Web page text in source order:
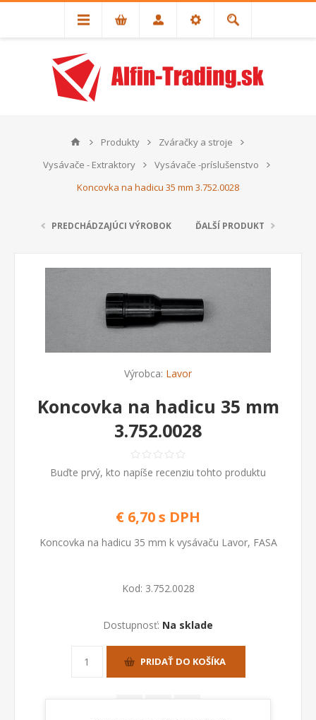
Produkty
Zváračky a stroje
Vysávače - Extraktory
Vysávače -príslušenstvo
Koncovka na hadicu 35 mm 3.752.0028
PREDCHÁDZAJÚCI VÝROBOK ĎALŠÍ PRODUKT
Výrobca: Lavor
Koncovka na hadicu 35 mm
3.752.0028
Buďte prvý, kto napíše recenziu tohto produktu
€ 6,70 s DPH
Koncovka na hadicu 35 mm k vysávaču Lavor, FASA
Kod: 3.752.0028
Dostupnosť: Na sklade
PRIDAŤ DO KOŠÍKA